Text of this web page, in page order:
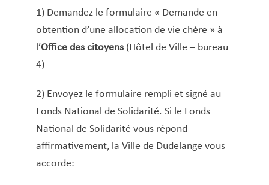
Décès – Cimetière – Funérailles
Déclaration d’arrivée et de départ
(luxembourgeois·es et étranger·ères)
Déclaration de changement d’adresse pour
ressortissants non-UE
Déclaration de logements et chambres donnés
en location ou mis à disposition à des fins
d’habitation
1) Demandez le formulaire « Demande en
obtention d’une allocation de vie chère » à
l’Office des citoyens(Hôtel de Ville – bureau
4)
2) Envoyez le formulaire rempli et signé au
Fonds National de Solidarité. Si le Fonds
National de Solidarité vous répond
affirmativement, la Ville de Dudelange vous
accorde: